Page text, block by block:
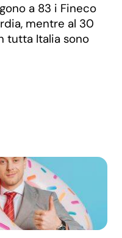
a 83 i Fineco
mentre al 30
tutta Italia sono